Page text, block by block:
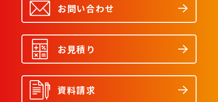
お問い合わせ
お見積り
資料請求